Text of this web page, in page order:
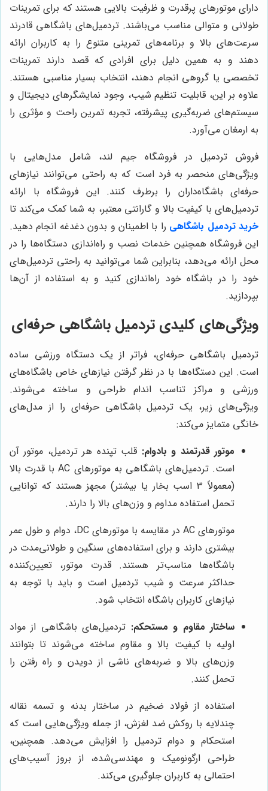
دارای موتورهای پرقدرت و ظرفیت بالایی هستند که برای تمرینات
طولانی و متوالی مناسب می‌باشند. تردمیل‌های باشگاهی قادرند
سرعت‌های بالا و برنامه‌های تمرینی متنوع را به کاربران ارائه
دهند و به همین دلیل برای افرادی که قصد دارند تمرینات
تخصصی یا گروهی انجام دهند، انتخاب بسیار مناسبی هستند.
علاوه بر این، قابلیت تنظیم شیب، وجود نمایشگرهای دیجیتال و
سیستم‌های ضربه‌گیری پیشرفته، تجربه تمرین راحت و مؤثری را
به ارمغان می‌آورد.
فروش تردمیل در فروشگاه جیم لند، شامل مدل‌هایی با
ویژگی‌های منحصر به فرد است که به راحتی می‌توانند نیازهای
حرفه‌ای باشگاه‌داران را برطرف کنند. این فروشگاه با ارائه
تردمیل‌های با کیفیت بالا و گارانتی معتبر، به شما کمک می‌کند تا
خرید تردمیل باشگاهی را با اطمینان و بدون دغدغه انجام دهید.
این فروشگاه همچنین خدمات نصب و راه‌اندازی دستگاه‌ها را در
محل ارائه می‌دهد، بنابراین شما می‌توانید به راحتی تردمیل‌های
خود را در باشگاه خود راه‌اندازی کنید و به استفاده از آن‌ها
بپردازید.
ویژگی‌های کلیدی تردمیل باشگاهی حرفه‌ای
تردمیل باشگاهی حرفه‌ای، فراتر از یک دستگاه ورزشی ساده
است. این دستگاه‌ها با در نظر گرفتن نیازهای خاص باشگاه‌های
ورزشی و مراکز تناسب اندام طراحی و ساخته می‌شوند.
ویژگی‌های زیر، یک تردمیل باشگاهی حرفه‌ای را از مدل‌های
خانگی متمایز می‌کند:
موتور قدرتمند و بادوام: قلب تپنده هر تردمیل، موتور آن
است. تردمیل‌های باشگاهی به موتورهای AC با قدرت بالا
(معمولاً 3 اسب بخار یا بیشتر) مجهز هستند که توانایی
تحمل استفاده مداوم و وزن‌های بالا را دارند.
موتورهای AC در مقایسه با موتورهای DC، دوام و طول عمر
بیشتری دارند و برای استفاده‌های سنگین و طولانی‌مدت در
باشگاه‌ها مناسب‌تر هستند. قدرت موتور، تعیین‌کننده
حداکثر سرعت و شیب تردمیل است و باید با توجه به
نیازهای کاربران باشگاه انتخاب شود.
ساختار مقاوم و مستحکم: تردمیل‌های باشگاهی از مواد
اولیه با کیفیت بالا و مقاوم ساخته می‌شوند تا بتوانند
وزن‌های بالا و ضربه‌های ناشی از دویدن و راه رفتن را
تحمل کنند.
استفاده از فولاد ضخیم در ساختار بدنه و تسمه نقاله
چندلایه با روکش ضد لغزش، از جمله ویژگی‌هایی است که
استحکام و دوام تردمیل را افزایش می‌دهد. همچنین،
طراحی ارگونومیک و مهندسی‌شده، از بروز آسیب‌های
احتمالی به کاربران جلوگیری می‌کند.